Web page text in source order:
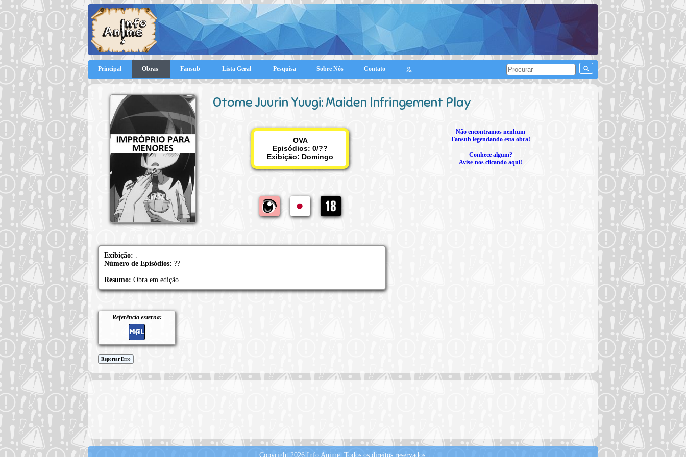
Principal Obras Fansub Lista Geral Pesquisa Sobre Nós Contato
Otome Juurin Yuugi: Maiden Infringement Play
OVA
Episódios: 0/??
Exibição: Domingo
Não encontramos nenhum
Fansub legendando esta obra!
Conhece algum?
Avise-nos clicando aqui!
Exibição: .
Número de Episódios: ??
Resumo: Obra em edição.
Referência externa:
Reportar Erro
Copyright 2026 Info Anime. Todos os direitos reservados.